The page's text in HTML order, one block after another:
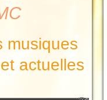
musiques
actuelles